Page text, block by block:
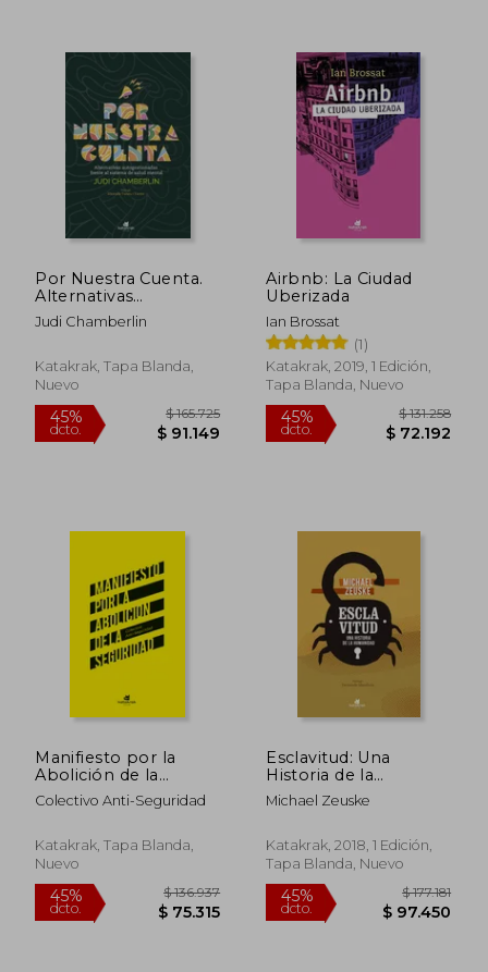
$ 154.270
$ 84.848 dcto.
Por Nuestra Cuenta.
Alternativas
Autogestionadas
Frente al Sistem a de
Judi Chamberlin
Katakrak, Tapa Blanda,
Nuevo
Airbnb: La Ciudad
Uberizada
Ian Brossat
(1)
Katakrak, 2019, 1 Edición,
Tapa Blanda, Nuevo
Manifiesto por la
Abolición de la
Seguridad
Colectivo Anti-Seguridad
Katakrak, Tapa Blanda,
Nuevo
Esclavitud: Una
Historia de la
Humanidad
Michael Zeuske
Katakrak, 2018, 1 Edición,
Tapa Blanda, Nuevo